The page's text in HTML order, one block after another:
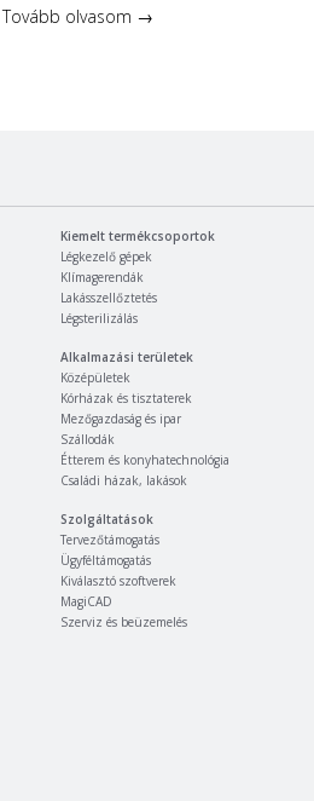
Tovább olvasom →
Kiemelt termékcsoportok
Légkezelő gépek
Klímagerendák
Lakásszellőztetés
Légsterilizálás
Alkalmazási területek
Középületek
Kórházak és tisztaterek
Mezőgazdaság és ipar
Szállodák
Étterem és konyhatechnológia
Családi házak, lakások
Szolgáltatások
Tervezőtámogatás
Ügyféltámogatás
Kiválasztó szoftverek
MagiCAD
Szerviz és beüzemelés